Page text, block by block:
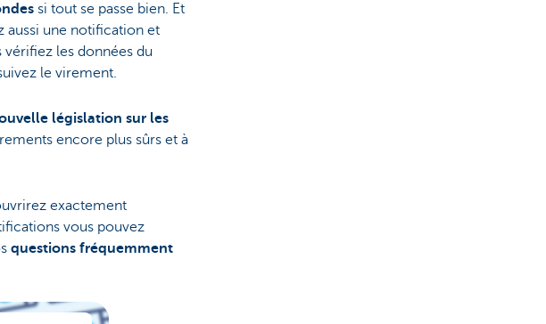
si tout se passe bien. Et
aussi une notification et
les données du
le virement.
législation sur les
encore plus sûrs et à
exactement
vous pouvez
questions fréquemment